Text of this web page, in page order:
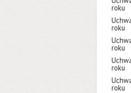
roku
roku
roku
roku
roku